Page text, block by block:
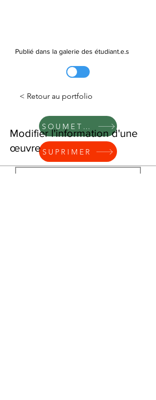
Publié dans la galerie des étudiant.e.s
SOUMETTRE
SUPRIMER
< Retour au portfolio
Modifier l'information d'une
œuvre